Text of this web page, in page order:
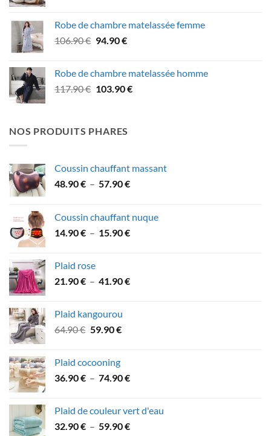
49.90 €
Robe de chambre matelassée femme
106.90€ Le
était :
106.90 €.
94.90€Le
est :
94.90 €.
Robe de chambre matelassée homme
117.90€ Le
était :
117.90 €.
103.90€Le
NOS PRODUITS PHARES
Coussin chauffant massant
48.90€ – 57.90€Plage
48.90 €
à
Coussin chauffant nuque
14.90€ – 15.90€Plage
à
Plaid rose
21.90€ – 41.90€Plage
Plaid kangourou
64.90€ Le
était :
64.90 €.
59.90€Le
59.90 €.
Plaid cocooning
36.90€ – 74.90€Plage
36.90 €
à
Plaid de couleur vert d'eau
32.90€ – 59.90€Plage